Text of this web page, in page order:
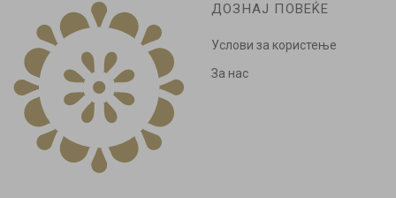
ДОЗНАЈ ПОВЕЌЕ
Услови за користење
За нас